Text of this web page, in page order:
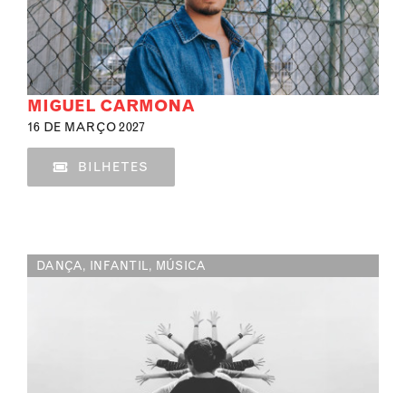
MIGUEL CARMONA
16 DE MARÇO 2027
BILHETES
DANÇA, INFANTIL, MÚSICA